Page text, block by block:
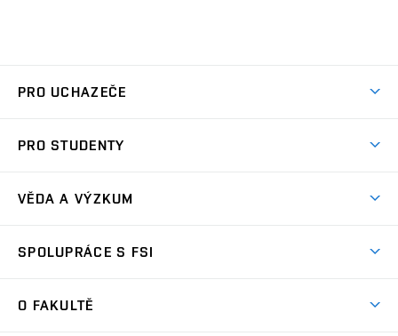
PRO UCHAZEČE
Ambasadoři studia
Zápisy
Dny otevřených dveří
PRO STUDENTY
Studijní předpisy
Pro prváky
VĚDA A VÝZKUM
Oblasti výzkumu
SPOLUPRÁCE S FSI
O FAKULTĚ